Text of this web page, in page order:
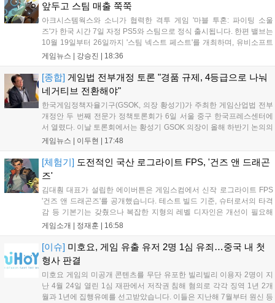
앞두고 스팀 매출 쭉쭉
아크시스템웍스와 소니가 협력한 격투 게임 '마블 투혼: 파이팅 소울
즈'가 한국 시간 7일 자정 PS5와 스팀으로 정식 출시됩니다. 한편 밸브는
10월 19일부터 26일까지 '스팀 넥스트 페스트'를 개최하며, 유비소프트
의 '더 디비전 리서전스'가 스팀에 출시되었고, 농장 시뮬레이션 '돌록 타
각기 다른 장르에서 이용자들의 기대를 모으고 있습니다....
게임뉴스 | 강승진 18:36
[종합] 게임법 전부개정 토론 "경품 규제, 4등급으로 나눠
네거티브 전환해야"
한국게임정책자율기구(GSOK, 의장 황성기)가 주최한 게임산업법 전부
개정안 두 번째 전문가 정책토론회가 6일 서울 중구 한국프레스센터에
서 열렸다. 이날 토론회에서는 황성기 GSOK 의장이 올해 하반기 논의의
주요 쟁점과 성과를 짚은 데 이어, 박종현 한양대 법학전문대학원 교수
호사가 게임 등...
게임뉴스 | 이두현 17:48
[체험기] 도전적인 국산 로그라이트 FPS, '건즈 앤 드래곤
즈'
김대훤 대표가 설립한 에이버튼은 게임스컴에서 신작 로그라이트 FPS
'건즈 앤 드래곤즈'를 공개했습니다. 테스트 빌드 기준, 슈터로서의 타격
감 등 기본기는 갖췄으나 복잡한 지형의 레벨 디자인은 개선이 필요해
보입니다. 또한, 성장 트랙의 과도한 분절과 무기 다양성 부족 등 로그라
추가 등을 통해 게임성을 다듬어 경쟁력을 확보할 계획입니다....
게임소개 | 정재훈 16:58
[이슈] 미호요, 게임 유출 유저 2명 1심 유죄…중국 내 첫
형사 판결
미호요 게임의 미공개 콘텐츠를 무단 유포한 빌리빌리 이용자 2명이 지
난 4월 24일 열린 1심 재판에서 저작권 침해 혐의로 각각 징역 1년 2개
월과 1년에 집행유예를 선고받았습니다. 이들은 지난해 7월부터 원신 등